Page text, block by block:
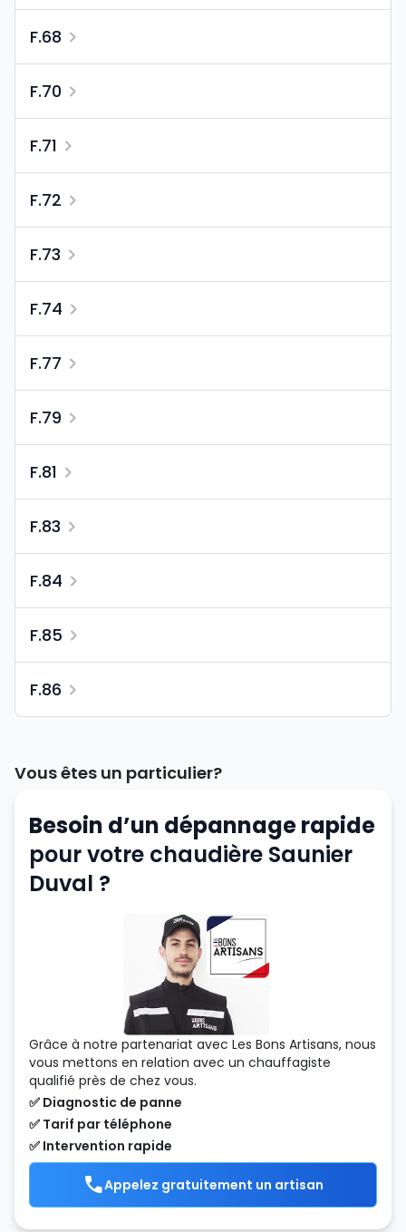
F.68
F.70
F.71
F.72
F.73
F.74
F.77
F.79
F.81
F.83
F.84
F.85
F.86
Vous êtes un particulier?
Besoin d’un dépannage rapide
pour votre chaudière Saunier
Duval ?
Grâce à notre partenariat avec Les Bons Artisans, nous
vous mettons en relation avec un chauffagiste
qualifié près de chez vous.
✅ Diagnostic de panne
✅ Tarif par téléphone
✅ Intervention rapide
Appelez gratuitement un artisan